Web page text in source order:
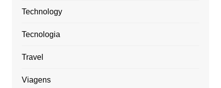
Technology
Tecnologia
Travel
Viagens